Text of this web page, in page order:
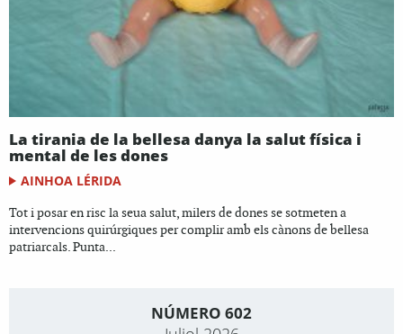
La tirania de la bellesa danya la salut física i
mental de les dones
AINHOA LÉRIDA
Tot i posar en risc la seua salut, milers de dones se sotmeten a
intervencions quirúrgiques per complir amb els cànons de bellesa
patriarcals. Punta...
NÚMERO 602